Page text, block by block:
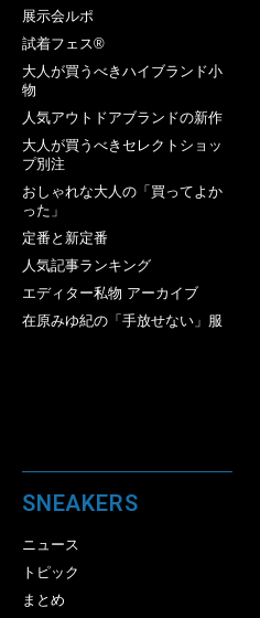
展示会ルポ
試着フェス®︎
大人が買うべきハイブランド小
物
人気アウトドアブランドの新作
大人が買うべきセレクトショッ
プ別注
おしゃれな大人の「買ってよか
った」
定番と新定番
人気記事ランキング
エディター私物 アーカイブ
在原みゆ紀の「手放せない」服
SNEAKERS
ニュース
トピック
まとめ